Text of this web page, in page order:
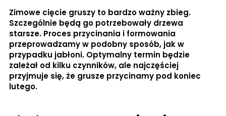
Zimowe cięcie gruszy to bardzo ważny zbieg.
Szczególnie będą go potrzebowały drzewa
starsze. Proces przycinania i formowania
przeprowadzamy w podobny sposób, jak w
przypadku jabłoni. Optymalny termin będzie
zależał od kilku czynników, ale najczęściej
przyjmuje się, że grusze przycinamy pod koniec
lutego.